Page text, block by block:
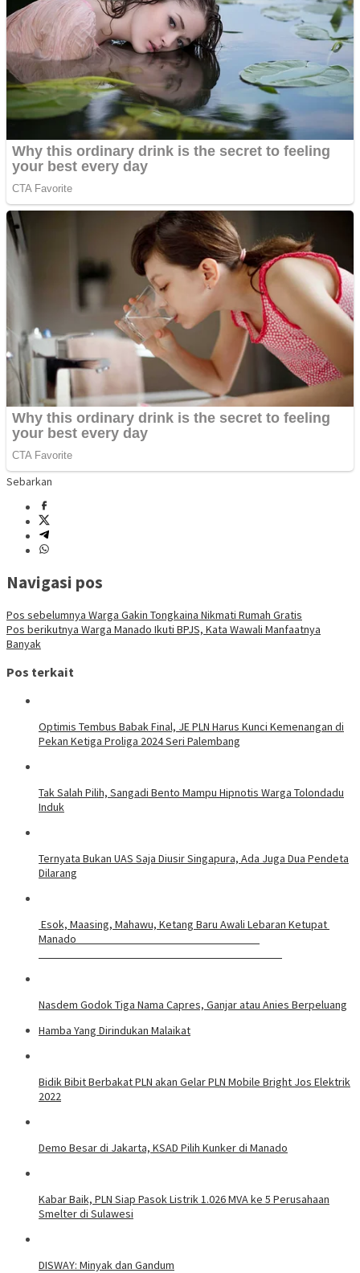
Sebarkan
Navigasi pos
Pos sebelumnya Warga Gakin Tongkaina Nikmati Rumah Gratis
Pos berikutnya Warga Manado Ikuti BPJS, Kata Wawali Manfaatnya
Banyak
Pos terkait
Optimis Tembus Babak Final, JE PLN Harus Kunci Kemenangan di
Pekan Ketiga Proliga 2024 Seri Palembang
Tak Salah Pilih, Sangadi Bento Mampu Hipnotis Warga Tolondadu
Induk
Ternyata Bukan UAS Saja Diusir Singapura, Ada Juga Dua Pendeta
Dilarang
Esok, Maasing, Mahawu, Ketang Baru Awali Lebaran Ketupat
Manado
Nasdem Godok Tiga Nama Capres, Ganjar atau Anies Berpeluang
Hamba Yang Dirindukan Malaikat
Bidik Bibit Berbakat PLN akan Gelar PLN Mobile Bright Jos Elektrik
2022
Demo Besar di Jakarta, KSAD Pilih Kunker di Manado
Kabar Baik, PLN Siap Pasok Listrik 1.026 MVA ke 5 Perusahaan
Smelter di Sulawesi
DISWAY: Minyak dan Gandum